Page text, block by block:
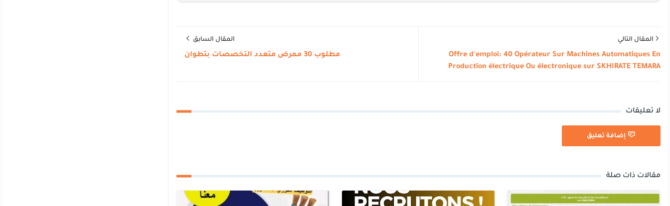
المقال التالي
Offre d'emploi: 40 Opérateur Sur Machines Automatiques En
Production électrique Ou électronique sur SKHIRATE TEMARA
المقال السابق
مطلوب 30 ممرض متعدد التخصصات بتطوان
لا تعليقات
إضافة تعليق
مقالات ذات صلة